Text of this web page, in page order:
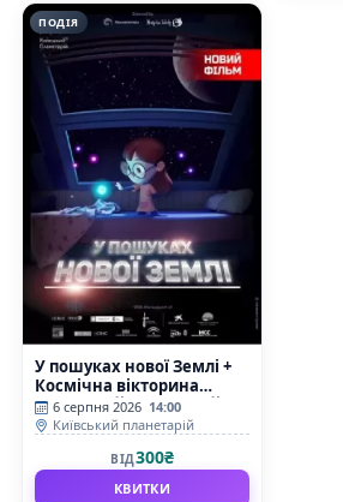
ПОДІЯ
У пошуках нової Землі +
Космічна вікторина
(Київський планетарій)
6 серпня 2026 14:00
Київський планетарій
ВІД300₴
КВИТКИ